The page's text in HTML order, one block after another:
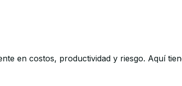
en costos, productividad y riesgo. Aquí